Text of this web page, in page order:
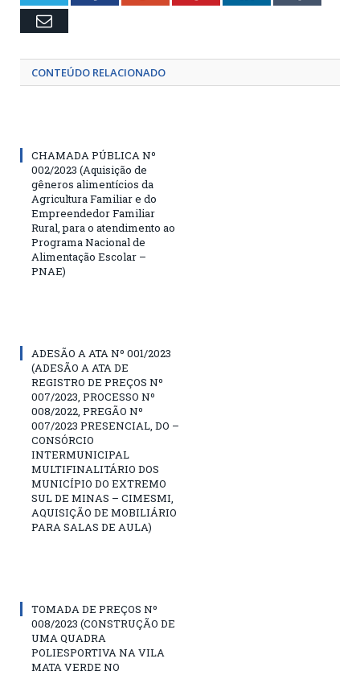
Email
CONTEÚDO RELACIONADO
CHAMADA PÚBLICA Nº
002/2023 (Aquisição de
gêneros alimentícios da
Agricultura Familiar e do
Empreendedor Familiar
Rural, para o atendimento ao
Programa Nacional de
Alimentação Escolar –
PNAE)
ADESÃO A ATA Nº 001/2023
(ADESÃO A ATA DE
REGISTRO DE PREÇOS Nº
007/2023, PROCESSO Nº
008/2022, PREGÃO Nº
007/2023 PRESENCIAL, DO –
CONSÓRCIO
INTERMUNICIPAL
MULTIFINALITÁRIO DOS
MUNICÍPIO DO EXTREMO
SUL DE MINAS – CIMESMI,
AQUISIÇÃO DE MOBILIÁRIO
PARA SALAS DE AULA)
TOMADA DE PREÇOS Nº
008/2023 (CONSTRUÇÃO DE
UMA QUADRA
POLIESPORTIVA NA VILA
MATA VERDE NO